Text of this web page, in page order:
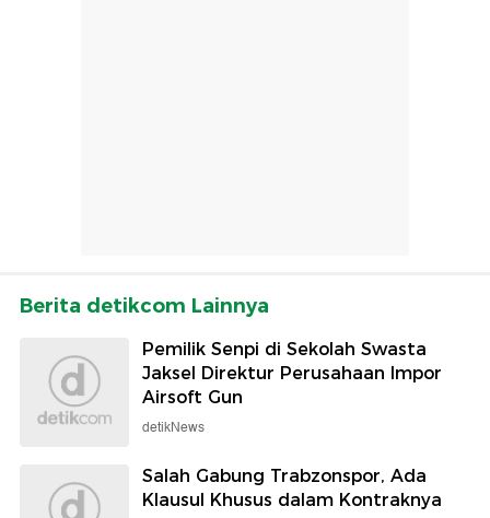
Berita detikcom Lainnya
Pemilik Senpi di Sekolah Swasta
Jaksel Direktur Perusahaan Impor
Airsoft Gun
detikNews
Salah Gabung Trabzonspor, Ada
Klausul Khusus dalam Kontraknya